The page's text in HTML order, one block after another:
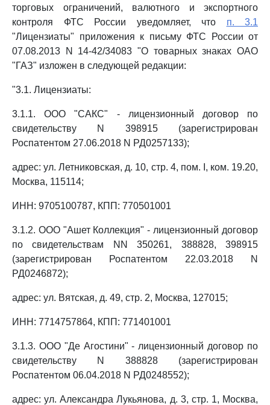
торговых ограничений, валютного и экспортного
контроля ФТС России уведомляет, что п. 3.1
"Лицензиаты" приложения к письму ФТС России от
07.08.2013 N 14-42/34083 "О товарных знаках ОАО
"ГАЗ" изложен в следующей редакции:
"3.1. Лицензиаты:
3.1.1. ООО "САКС" - лицензионный договор по
свидетельству N 398915 (зарегистрирован
Роспатентом 27.06.2018 N РД0257133);
адрес: ул. Летниковская, д. 10, стр. 4, пом. I, ком. 19.20,
Москва, 115114;
ИНН: 9705100787, КПП: 770501001
3.1.2. ООО "Ашет Коллекция" - лицензионный договор
по свидетельствам NN 350261, 388828, 398915
(зарегистрирован Роспатентом 22.03.2018 N
РД0246872);
адрес: ул. Вятская, д. 49, стр. 2, Москва, 127015;
ИНН: 7714757864, КПП: 771401001
3.1.3. ООО "Де Агостини" - лицензионный договор по
свидетельству N 388828 (зарегистрирован
Роспатентом 06.04.2018 N РД0248552);
адрес: ул. Александра Лукьянова, д. 3, стр. 1, Москва,